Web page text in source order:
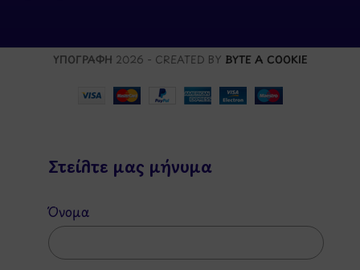
ΥΠΟΓΡΑΦΗ 2026 - CREATED BY BYTE A COOKIE
Στείλτε μας μήνυμα
Όνομα